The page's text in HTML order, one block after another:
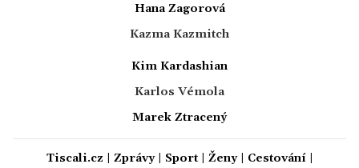
Hana Zagorová
Kazma Kazmitch
Kim Kardashian
Karlos Vémola
Marek Ztracený
Tiscali.cz Zprávy| Sport| Ženy| Cestování|